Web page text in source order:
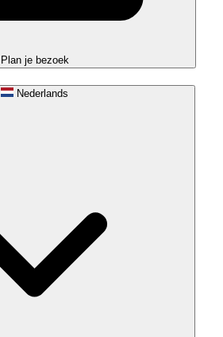
Plan je bezoek
Nederlands